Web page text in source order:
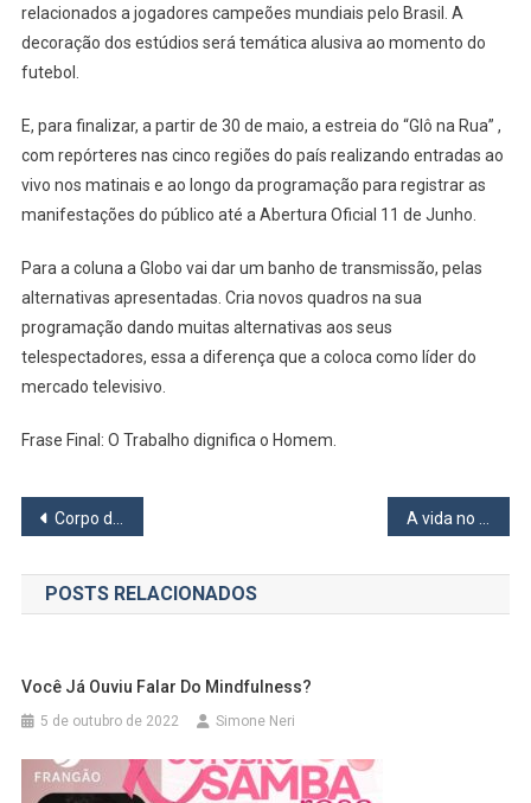
relacionados a jogadores campeões mundiais pelo Brasil. A
decoração dos estúdios será temática alusiva ao momento do
futebol.
E, para finalizar, a partir de 30 de maio, a estreia do “Glô na Rua” ,
com repórteres nas cinco regiões do país realizando entradas ao
vivo nos matinais e ao longo da programação para registrar as
manifestações do público até a Abertura Oficial 11 de Junho.
Para a coluna a Globo vai dar um banho de transmissão, pelas
alternativas apresentadas. Cria novos quadros na sua
programação dando muitas alternativas aos seus
telespectadores, essa a diferença que a coloca como líder do
mercado televisivo.
Frase Final: O Trabalho dignifica o Homem.
Navegação
de
Post
Corpo de Nutricionista
POSTS RELACIONADOS
Você Já Ouviu Falar Do Mindfulness?
5 de outubro de 2022 Simone Neri